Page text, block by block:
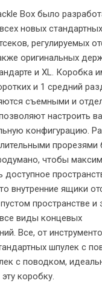
Box было
новых
регулируемых
оригинальных
и XL. Коробка
и 1 средний
съемными и
настроить
конфигурацию.
прорезями
чтобы
доступное
внутренние ящики
пространстве и
виды концевых
Все, от
шпулек с
с поводком,
коробку.